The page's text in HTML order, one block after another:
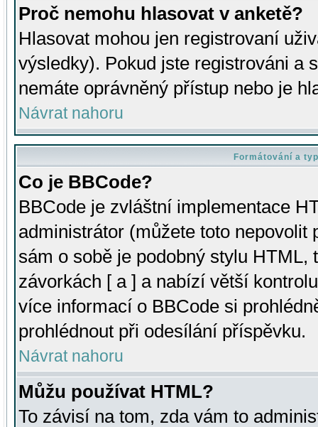
Proč nemohu hlasovat v anketě?
Hlasovat mohou jen registrovaní
výsledky). Pokud jste registrováni a
nemáte oprávněný přístup nebo je
Návrat nahoru
Formátování a
Co je BBCode?
BBCode je zvláštní implementace
administrátor (můžete toto
sám o sobě je podobný stylu HTML,
závorkách [ a ] a nabízí větší
více informací o BBCode si
prohlédnout při odesílání příspěvku.
Návrat nahoru
Můžu používat HTML?
To závisí na tom, zda vám to